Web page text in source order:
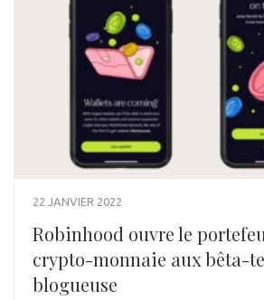
22 JANVIER 2022
Robinhood ouvre le
crypto-monnaie aux bêta-
blogueuse